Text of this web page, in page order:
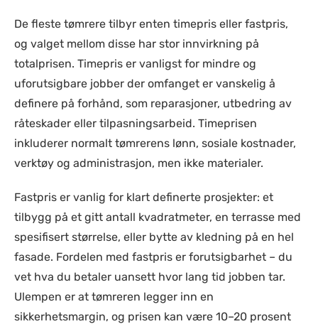
De fleste tømrere tilbyr enten timepris eller fastpris,
og valget mellom disse har stor innvirkning på
totalprisen. Timepris er vanligst for mindre og
uforutsigbare jobber der omfanget er vanskelig å
definere på forhånd, som reparasjoner, utbedring av
råteskader eller tilpasningsarbeid. Timeprisen
inkluderer normalt tømrerens lønn, sosiale kostnader,
verktøy og administrasjon, men ikke materialer.
Fastpris er vanlig for klart definerte prosjekter: et
tilbygg på et gitt antall kvadratmeter, en terrasse med
spesifisert størrelse, eller bytte av kledning på en hel
fasade. Fordelen med fastpris er forutsigbarhet – du
vet hva du betaler uansett hvor lang tid jobben tar.
Ulempen er at tømreren legger inn en
sikkerhetsmargin, og prisen kan være 10–20 prosent